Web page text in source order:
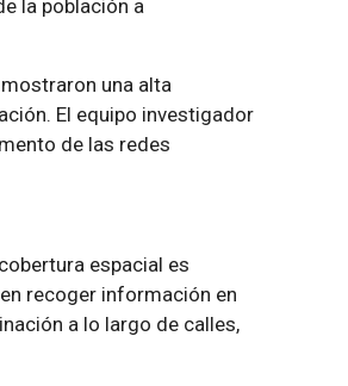
la población a
una alta
El equipo investigador
de las redes
espacial es
recoger información en
a lo largo de calles,